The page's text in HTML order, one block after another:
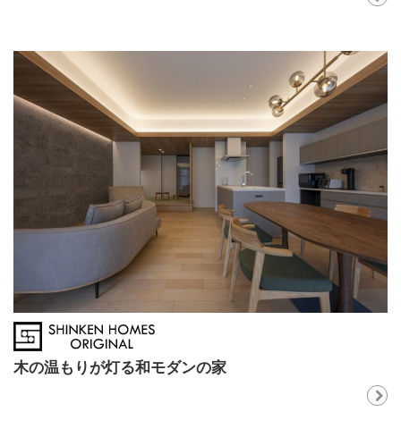
木の温もりが灯る和モダンの家